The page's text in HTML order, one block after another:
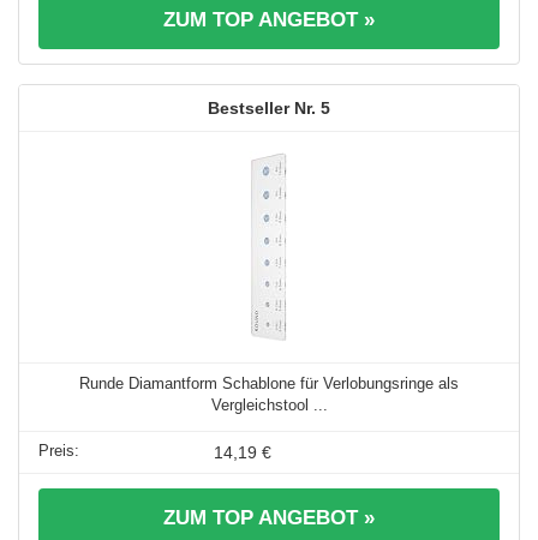
ZUM TOP ANGEBOT »
5
Runde Diamantform Schablone für Verlobungsringe als
Vergleichstool ...
14,19 €
ZUM TOP ANGEBOT »